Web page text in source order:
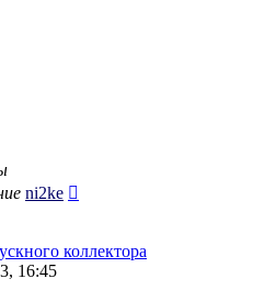
ni2ke
коллектора
16:45